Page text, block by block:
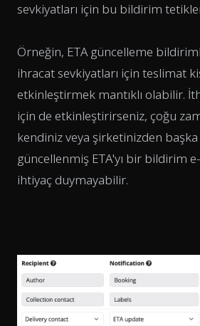
sevkiyatları için bu bildirim
Örneğin, ETA güncelleme
ihracat sevkiyatları için teslimat
etkinleştirmek mantıklı olabilir.
için de etkinleştirirseniz, çoğu
kendiniz veya şirketinizden
güncellenmiş ETA'yı bir bildirim
ihtiyaç duymayabilir.